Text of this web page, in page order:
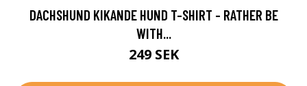
DACHSHUND KIKANDE HUND T-SHIRT - RATHER BE
WITH...
249 SEK